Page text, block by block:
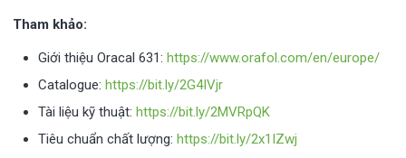
Tham khảo:
Giới thiệu Oracal 631: https://www.orafol.com/en/europe/
Catalogue: https://bit.ly/2G4IVjr
Tài liệu kỹ thuật: https://bit.ly/2MVRpQK
Tiêu chuẩn chất lượng: https://bit.ly/2x1IZwj